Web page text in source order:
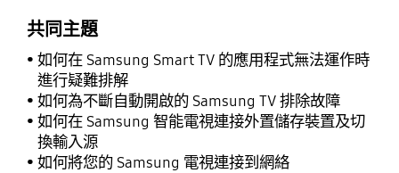
共同主題
如何在 Samsung Smart TV 的應用程式無法運作時
進行疑難排解
如何為不斷自動開啟的 Samsung TV 排除故障
如何在 Samsung 智能電視連接外置儲存裝置及切
換輸入源
如何將您的 Samsung 電視連接到網絡